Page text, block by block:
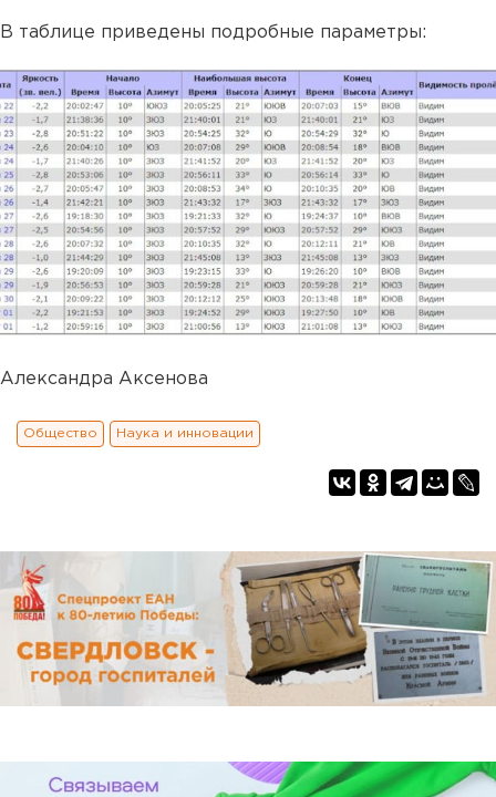
В таблице приведены подробные параметры:
Александра Аксенова
Общество Наука и инновации